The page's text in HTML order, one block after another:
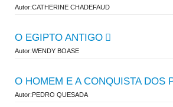
Autor:CATHERINE CHADEFAUD
O EGIPTO ANTIGO
Autor:WENDY BOASE
O HOMEM E A CONQUISTA DOS
Autor:PEDRO QUESADA